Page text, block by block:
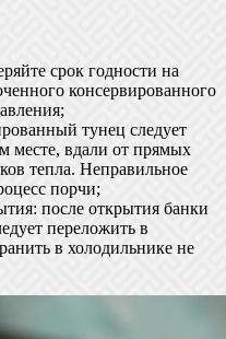
срок годности на
консервированного
тунец следует
месте, вдали от прямых
тепла. Неправильное
порчи;
после открытия банки
переложить в
в холодильнике не